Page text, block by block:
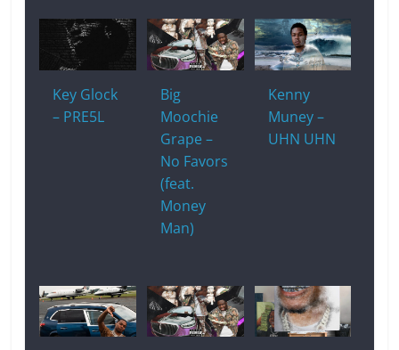
Key Glock
– PRE5L
Big
Moochie
Grape –
No Favors
(feat.
Money
Man)
Kenny
Muney –
UHN UHN